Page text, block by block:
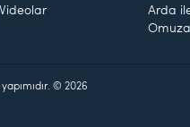
Videolar
Arda
Omuza
© 2026